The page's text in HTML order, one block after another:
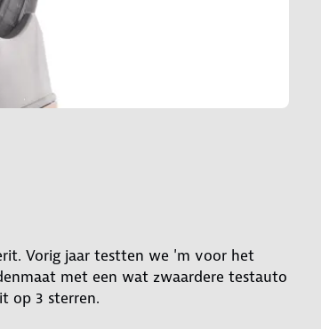
Vorig jaar testten we 'm voor het
met een wat zwaardere testauto
op 3 sterren.